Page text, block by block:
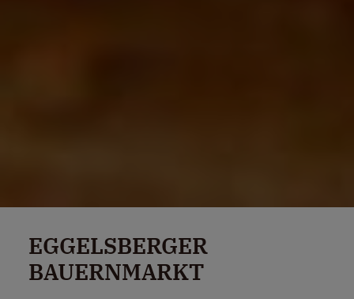
EGGELSBERGER
BAUERNMARKT